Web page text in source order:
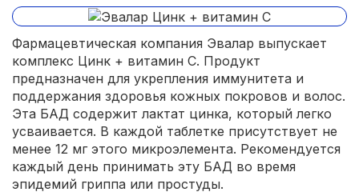
Фармацевтическая компания Эвалар выпускает
комплекс Цинк + витамин С. Продукт
предназначен для укрепления иммунитета и
поддержания здоровья кожных покровов и волос.
Эта БАД содержит лактат цинка, который легко
усваивается. В каждой таблетке присутствует не
менее 12 мг этого микроэлемента. Рекомендуется
каждый день принимать эту БАД во время
эпидемий гриппа или простуды.